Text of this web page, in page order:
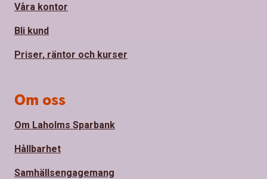
Våra kontor
Bli kund
Priser, räntor och kurser
Om oss
Om Laholms Sparbank
Hållbarhet
Samhällsengagemang